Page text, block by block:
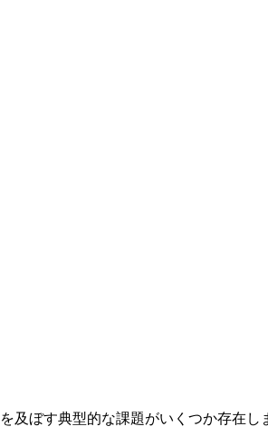
ぼす典型的な課題がいくつか存在